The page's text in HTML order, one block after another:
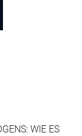
WIE ES